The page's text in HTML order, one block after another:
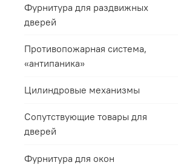
Фурнитура для раздвижных
дверей
Противопожарная система,
«антипаника»
Цилиндровые механизмы
Сопутствующие товары для
дверей
Фурнитура для окон